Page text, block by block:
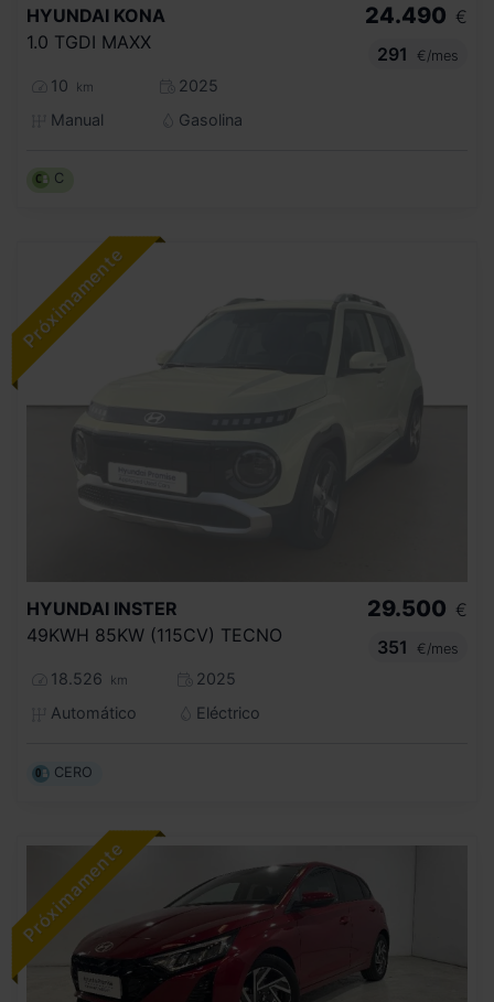
HYUNDAI KONA
1.0 TGDI MAXX
10 km
2025
Manual
Gasolina
24.490 €
291
€/mes
C
HYUNDAI INSTER
49KWH 85KW (115CV) TECNO
18.526 km
2025
Automático
Eléctrico
29.500 €
351
€/mes
CERO